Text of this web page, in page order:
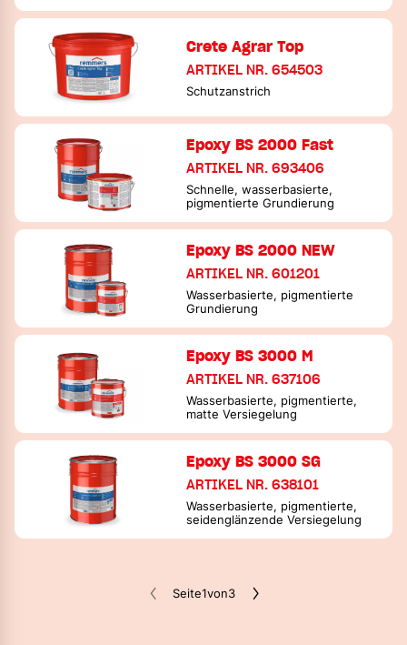
Crete Agrar Top
ARTIKEL NR. 654503
Schutzanstrich
Epoxy BS 2000 Fast
ARTIKEL NR. 693406
Schnelle, wasserbasierte,
pigmentierte Grundierung
Epoxy BS 2000 NEW
ARTIKEL NR. 601201
Wasserbasierte, pigmentierte
Grundierung
Epoxy BS 3000 M
ARTIKEL NR. 637106
Wasserbasierte, pigmentierte,
matte Versiegelung
Epoxy BS 3000 SG
ARTIKEL NR. 638101
Wasserbasierte, pigmentierte,
seidenglänzende Versiegelung
Seite1von3